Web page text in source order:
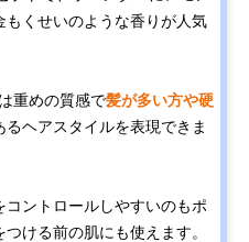
もくせいのような香りが人気
重めの質感で髪が多い方や硬
るヘアスタイルを表現できま
ントロールしやすいのもポ
ける前の肌にも使えます。